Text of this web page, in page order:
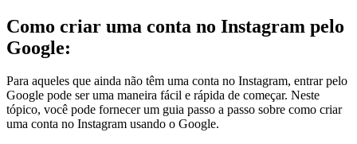
Como criar uma conta no Instagram pelo
Google:
Para aqueles que ainda não têm uma conta no Instagram, entrar pelo
Google pode ser uma maneira fácil e rápida de começar. Neste
tópico, você pode fornecer um guia passo a passo sobre como criar
uma conta no Instagram usando o Google.